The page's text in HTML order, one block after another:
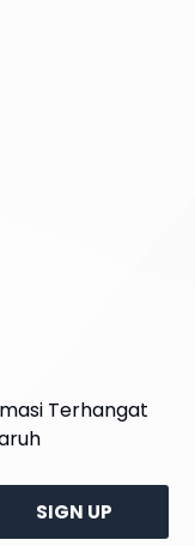
Terhangat
SIGN UP